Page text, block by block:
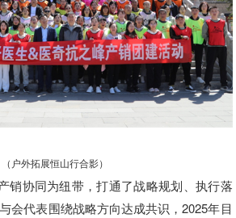
（户外拓展恒山行合影）
销协同为纽带，打通了战略规划、执行落
会代表围绕战略方向达成共识，2025年目